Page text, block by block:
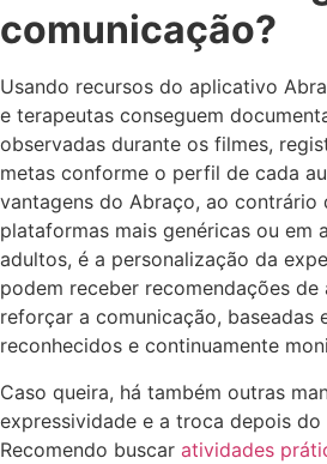
comunicação?
Usando recursos do aplicativo
e terapeutas conseguem
observadas durante os filmes,
metas conforme o perfil de cada
vantagens do Abraço, ao contrário
plataformas mais genéricas ou em
adultos, é a personalização da
podem receber recomendações de
reforçar a comunicação, baseadas
reconhecidos e continuamente
Caso queira, há também outras
expressividade e a troca depois
Recomendo buscar atividades